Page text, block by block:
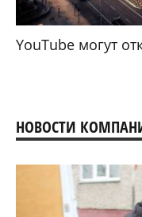
YouTube могут
НОВОСТИ